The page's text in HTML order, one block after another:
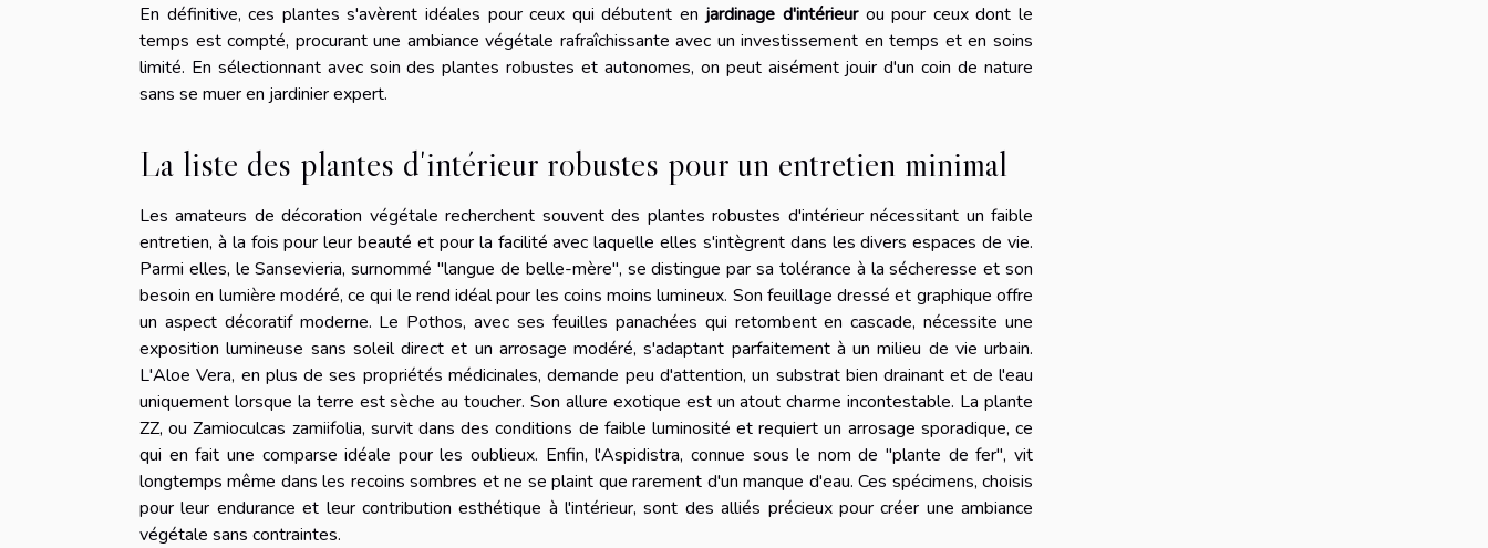
En définitive, ces plantes s'avèrent idéales pour ceux qui débutent en jardinage d'intérieurou pour ceux dont le
temps est compté, procurant une ambiance végétale rafraîchissante avec un investissement en temps et en soins
limité. En sélectionnant avec soin des plantes robustes et autonomes, on peut aisément jouir d'un coin de nature
sans se muer en jardinier expert.
La liste des plantes d'intérieur robustes pour un entretien minimal
Les amateurs de décoration végétale recherchent souvent des plantes robustes d'intérieur nécessitant un faible
entretien, à la fois pour leur beauté et pour la facilité avec laquelle elles s'intègrent dans les divers espaces de vie.
Parmi elles, le Sansevieria, surnommé "langue de belle-mère", se distingue par sa tolérance à la sécheresse et son
besoin en lumière modéré, ce qui le rend idéal pour les coins moins lumineux. Son feuillage dressé et graphique offre
un aspect décoratif moderne. Le Pothos, avec ses feuilles panachées qui retombent en cascade, nécessite une
exposition lumineuse sans soleil direct et un arrosage modéré, s'adaptant parfaitement à un milieu de vie urbain.
L'Aloe Vera, en plus de ses propriétés médicinales, demande peu d'attention, un substrat bien drainant et de l'eau
uniquement lorsque la terre est sèche au toucher. Son allure exotique est un atout charme incontestable. La plante
ZZ, ou Zamioculcas zamiifolia, survit dans des conditions de faible luminosité et requiert un arrosage sporadique, ce
qui en fait une comparse idéale pour les oublieux. Enfin, l'Aspidistra, connue sous le nom de "plante de fer", vit
longtemps même dans les recoins sombres et ne se plaint que rarement d'un manque d'eau. Ces spécimens, choisis
pour leur endurance et leur contribution esthétique à l'intérieur, sont des alliés précieux pour créer une ambiance
végétale sans contraintes.